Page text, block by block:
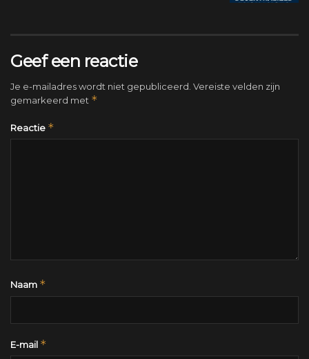
Geef een reactie
Je e-mailadres wordt niet gepubliceerd. Vereiste velden zijn
gemarkeerd met *
Reactie *
Naam *
E-mail *